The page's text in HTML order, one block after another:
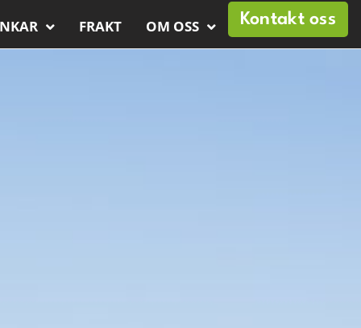
FRAKT OM OSS Kontakt oss